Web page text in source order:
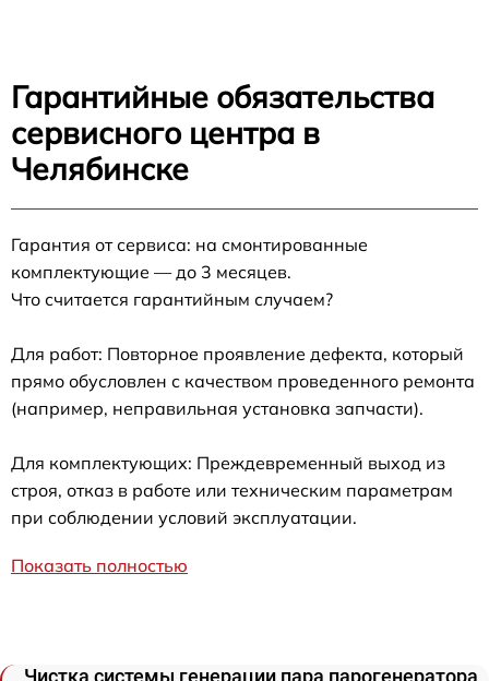
Гарантийные обязательства
сервисного центра в
Челябинске
Гарантия от сервиса: на смонтированные
комплектующие — до 3 месяцев.
Что считается гарантийным случаем?
Для работ: Повторное проявление дефекта, который
прямо обусловлен с качеством проведенного ремонта
(например, неправильная установка запчасти).
Для комплектующих: Преждевременный выход из
строя, отказ в работе или техническим параметрам
при соблюдении условий эксплуатации.
Показать полностью
Чистка системы генерации пара парогенератора